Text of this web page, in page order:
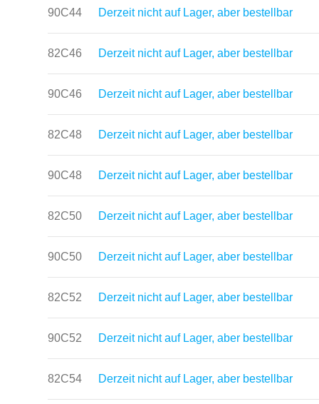
90C44 Derzeit nicht auf Lager, aber bestellbar
82C46 Derzeit nicht auf Lager, aber bestellbar
90C46 Derzeit nicht auf Lager, aber bestellbar
82C48 Derzeit nicht auf Lager, aber bestellbar
90C48 Derzeit nicht auf Lager, aber bestellbar
82C50 Derzeit nicht auf Lager, aber bestellbar
90C50 Derzeit nicht auf Lager, aber bestellbar
82C52 Derzeit nicht auf Lager, aber bestellbar
90C52 Derzeit nicht auf Lager, aber bestellbar
82C54 Derzeit nicht auf Lager, aber bestellbar